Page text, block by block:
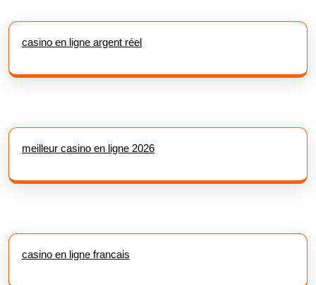
casino en ligne argent réel
meilleur casino en ligne 2026
casino en ligne francais